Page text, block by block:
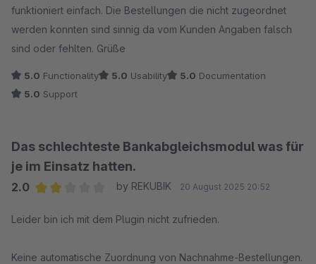
die bloße Bestellsumme ist systemseitig
ausgeschlossen.
Dass es bei Ihren Bestellungen dennoch zu einer
kommen konnte.
Bitte melden Sie sich dazu einmal kurz bei unserem
gemeinsam anschauen und den Fall für Sie aufklären
funktioniert einfach. Die Bestellungen die nicht zugeordnet
werden konnten sind sinnig da vom Kunden Angaben falsch
sind oder fehlten. Grüße
5.0 Functionality 5.0 Usability 5.0 Documentation
5.0 Support
Das schlechteste Bankabgleichsmodul was für
je im Einsatz hatten.
2.0
by REKUBIK 20 August 2025 20:52
Leider bin ich mit dem Plugin nicht zufrieden.
Keine automatische Zuordnung von Nachnahme-Bestellungen.